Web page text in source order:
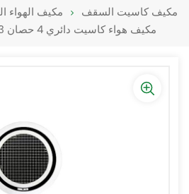
مكيف الهواء
مكيف كاسيت السقف
مكيف هواء كاسيت دائري 4 حصان 3 طن للبيع بالجملة